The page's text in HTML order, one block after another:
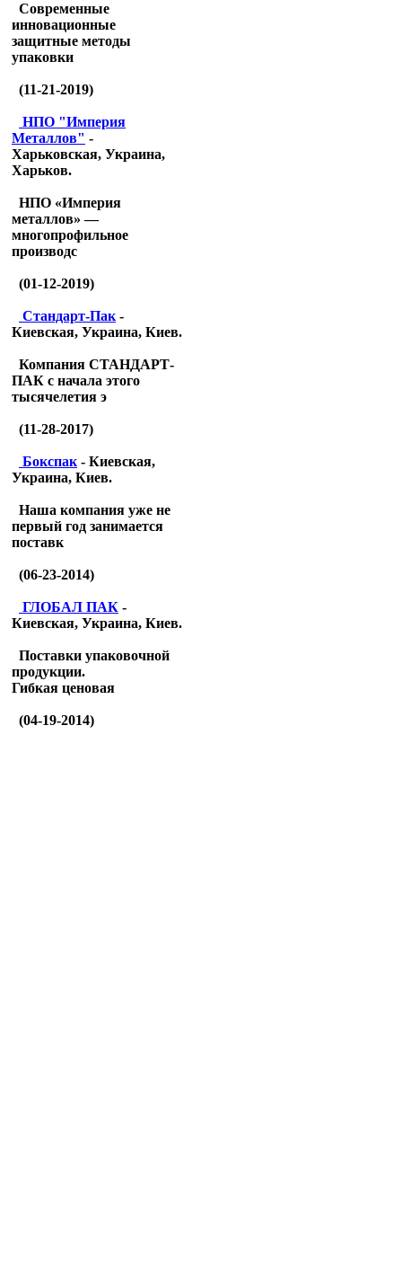
Современные
инновационные
защитные методы
упаковки
(11-21-2019)
НПО "Империя
Металлов" -
Харьковская, Украина,
Харьков.
НПО «Империя
металлов» —
многопрофильное
производс
(01-12-2019)
Стандарт-Пак -
Киевская, Украина, Киев.
Компания СТАНДАРТ-
ПАК с начала этого
тысячелетия э
(11-28-2017)
Бокспак - Киевская,
Украина, Киев.
Наша компания уже не
первый год занимается
поставк
(06-23-2014)
ГЛОБАЛ ПАК -
Киевская, Украина, Киев.
Поставки упаковочной
продукции.
Гибкая ценовая
(04-19-2014)